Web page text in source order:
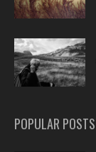
POPULAR POSTS